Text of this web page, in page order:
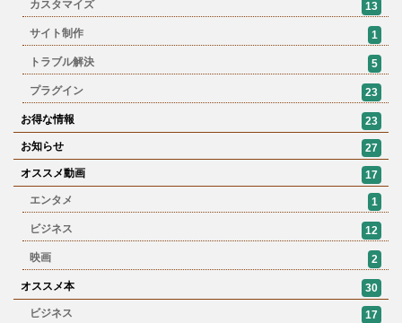
カスタマイズ
13
サイト制作 1
トラブル解決 5
プラグイン 23
お得な情報
23
お知らせ
27
オススメ動画
17
エンタメ
1
ビジネス 12
映画 2
オススメ本
30
ビジネス
17